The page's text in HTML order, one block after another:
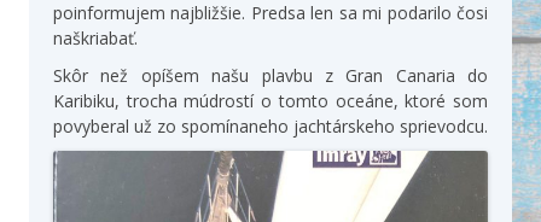
poinformujem najbližšie. Predsa len sa mi podarilo čosi
naškriabať.
Skôr než opíšem našu plavbu z Gran Canaria do
Karibiku, trocha múdrostí o tomto oceáne, ktoré som
povyberal už zo spomínaneho jachtárskeho sprievodcu.